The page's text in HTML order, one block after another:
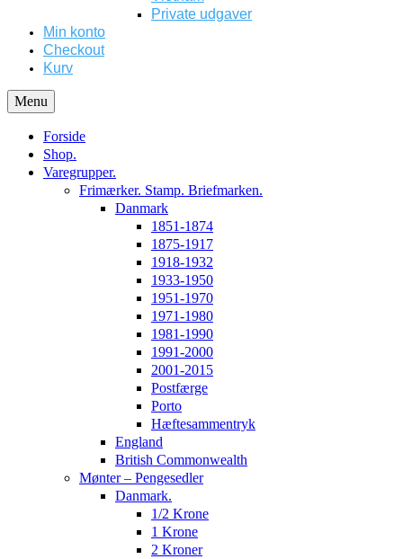
Private udgaver
Min konto
Checkout
Kurv
Menu
Forside
Shop.
Varegrupper.
Frimærker. Stamp. Briefmarken.
Danmark
1851-1874
1875-1917
1918-1932
1933-1950
1951-1970
1971-1980
1981-1990
1991-2000
2001-2015
Postfærge
Porto
Hæftesammentryk
England
British Commonwealth
Mønter – Pengesedler
Danmark.
1/2 Krone
1 Krone
2 Kroner